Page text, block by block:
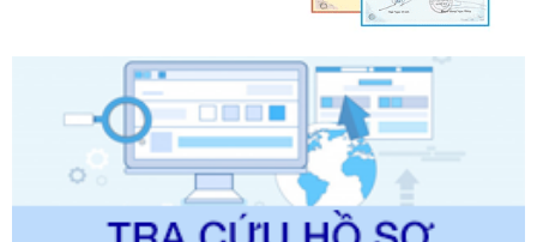
Số kí hiệu:2304/QĐ-UBND
Tên: Quyết định công bố Danh mục thủ tục hành chính
được sửa đổi, bổ sung và phê duyệt Quy trình nội bộ, quy
trình điện tử giải quyết thủ tục hành chính trong lĩnh vực Du
lịch thuộc phạm vi chức năng quản lý của Sở Văn hóa, Thể
Ngày ban hành: 01/06/2026